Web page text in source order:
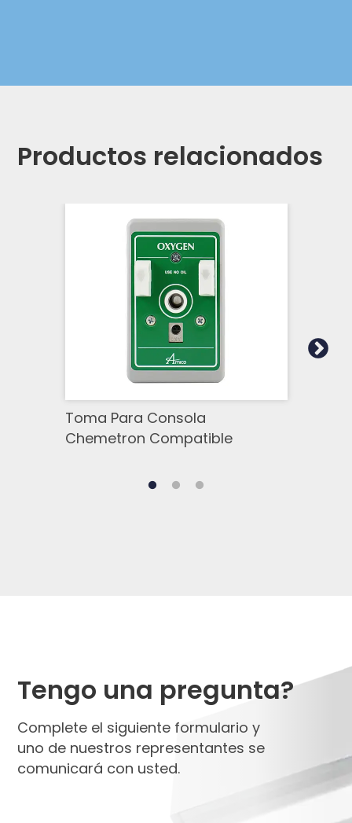
Productos relacionados
Toma Para Consola
Chemetron Compatible
Tengo una pregunta?
Complete el siguiente formulario y
uno de nuestros representantes se
comunicará con usted.